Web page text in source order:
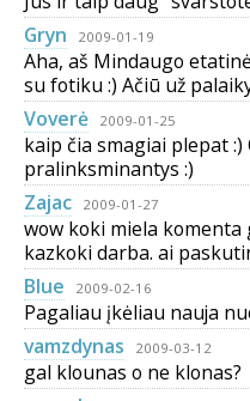
Gryn
2009-01-19
Aha, aš Mindaugo
su fotiku :) Ačiū už
Voverė
2009-01-25
kaip čia smagiai plepat
pralinksminantys :)
Zajac
2009-01-27
wow koki miela komenta
kazkoki darba. ai
Blue
2009-02-16
Pagaliau įkėliau nauja
vamzdynas
2009-03-12
gal klounas o ne klonas?